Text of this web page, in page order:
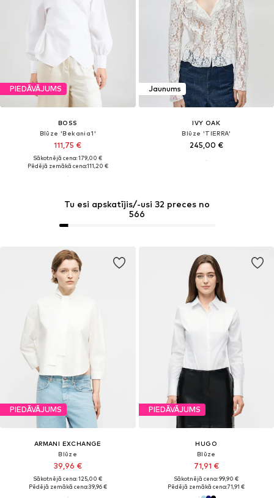
PIEDĀVĀJUMS
BOSS
Blūze 'Bekania1'
111,75 €
Sākotnējā cena: 179,00 €
Pēdējā zemākā cena:111,20 €
Jaunums
IVY OAK
Blūze 'TIERRA'
245,00 €
PIEDĀVĀJUMS
ARMANI EXCHANGE
Blūze
39,96 €
Sākotnējā cena: 125,00 €
Pēdējā zemākā cena:39,96 €
Tu esi apskatījis/-usi 32 preces no
566
PIEDĀVĀJUMS
HUGO
Blūze
71,91 €
Sākotnējā cena: 99,90 €
Pēdējā zemākā cena:71,91 €